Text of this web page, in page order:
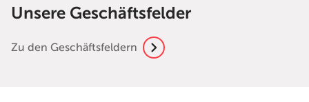
Unsere Geschäftsfelder
Zu den Geschäftsfeldern